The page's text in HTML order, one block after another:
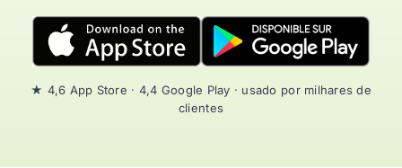
★ 4,6 App Store · 4,4 Google Play · usado por milhares de
clientes